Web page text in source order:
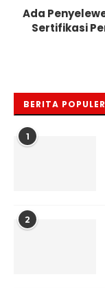
Ada
Sertifikasi
BERITA POPULER
1
2